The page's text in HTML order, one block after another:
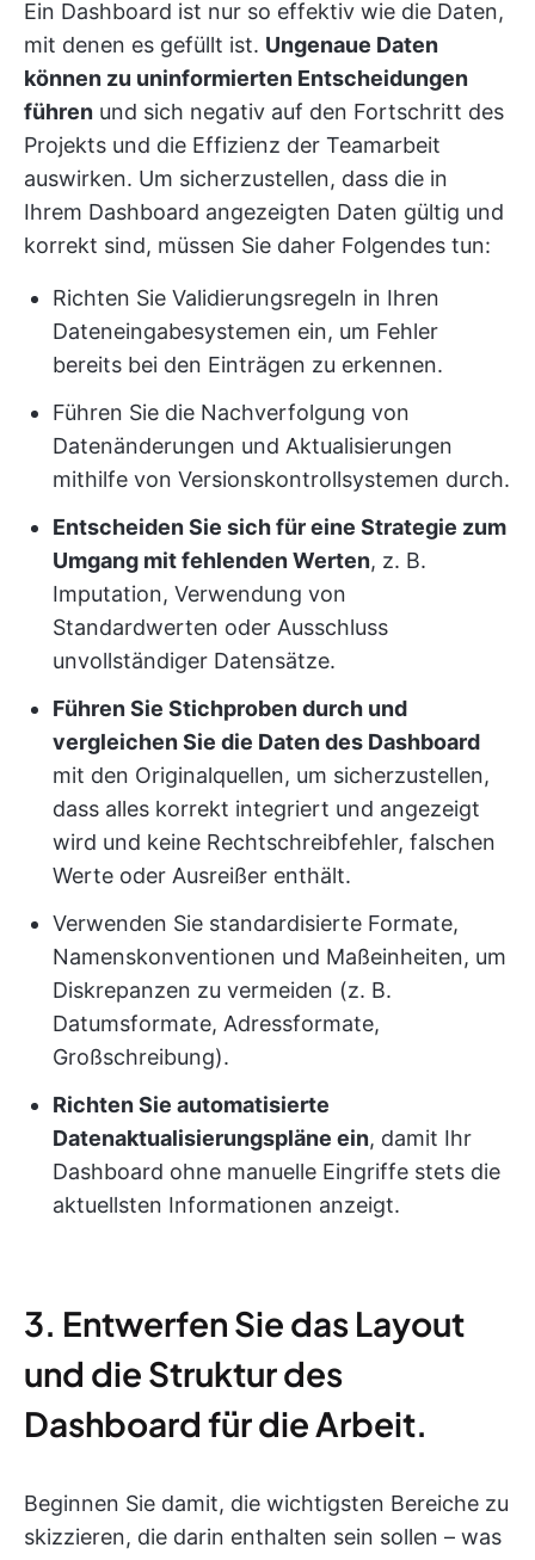
Ein Dashboard ist nur so effektiv wie die Daten,
mit denen es gefüllt ist. Ungenaue Daten
können zu uninformierten Entscheidungen
führen und sich negativ auf den Fortschritt des
Projekts und die Effizienz der Teamarbeit
auswirken. Um sicherzustellen, dass die in
Ihrem Dashboard angezeigten Daten gültig und
korrekt sind, müssen Sie daher Folgendes tun:
Richten Sie Validierungsregeln in Ihren
Dateneingabesystemen ein, um Fehler
bereits bei den Einträgen zu erkennen.
Führen Sie die Nachverfolgung von
Datenänderungen und Aktualisierungen
mithilfe von Versionskontrollsystemen durch.
Entscheiden Sie sich für eine Strategie zum
Umgang mit fehlenden Werten, z. B.
Imputation, Verwendung von
Standardwerten oder Ausschluss
unvollständiger Datensätze.
Führen Sie Stichproben durch und
vergleichen Sie die Daten des Dashboard
mit den Originalquellen, um sicherzustellen,
dass alles korrekt integriert und angezeigt
wird und keine Rechtschreibfehler, falschen
Werte oder Ausreißer enthält.
Verwenden Sie standardisierte Formate,
Namenskonventionen und Maßeinheiten, um
Diskrepanzen zu vermeiden (z. B.
Datumsformate, Adressformate,
Großschreibung).
Richten Sie automatisierte
Datenaktualisierungspläne ein, damit Ihr
Dashboard ohne manuelle Eingriffe stets die
aktuellsten Informationen anzeigt.
3. Entwerfen Sie das Layout
und die Struktur des
Dashboard für die Arbeit.
Beginnen Sie damit, die wichtigsten Bereiche zu
skizzieren, die darin enthalten sein sollen – was